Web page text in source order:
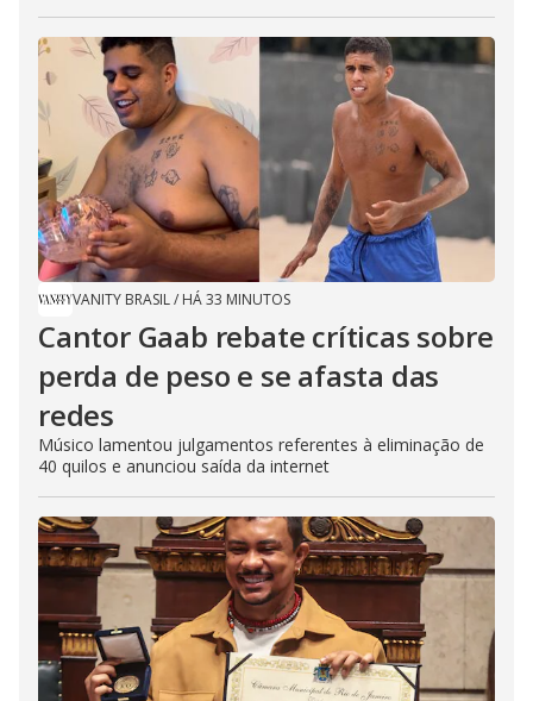
VANITY BRASIL/ HÁ 33 MINUTOS
Cantor Gaab rebate críticas sobre
perda de peso e se afasta das
redes
Músico lamentou julgamentos referentes à eliminação de
40 quilos e anunciou saída da internet